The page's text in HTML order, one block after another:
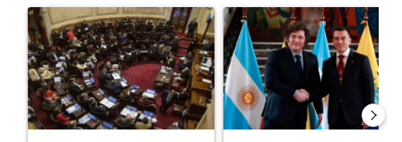
Un artículo de tendencia con el título "El Senado dio media
Un artículo de tendencia con